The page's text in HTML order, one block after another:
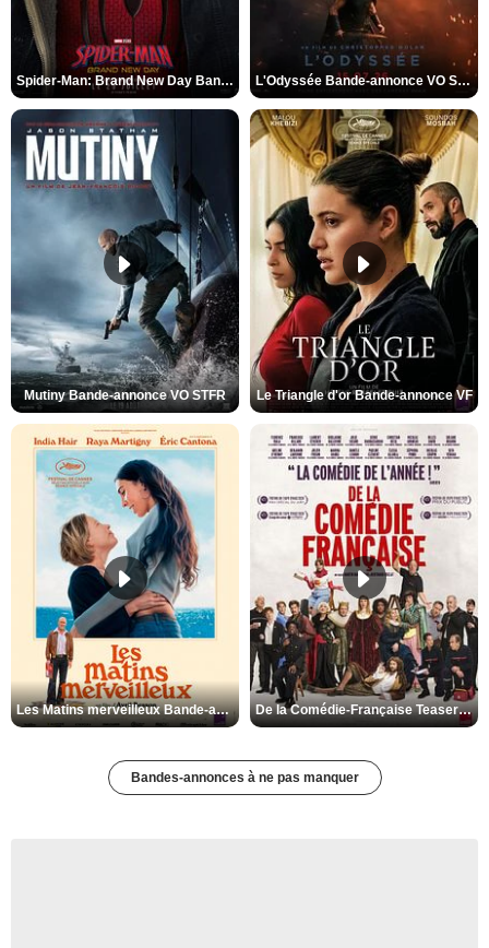
Spider-Man: Brand New Day Bande-annonce VO STFR L'Odyssée Bande-annonce VO STFR
Mutiny Bande-annonce VO STFR Le Triangle d'or Bande-annonce VF
Les Matins merveilleux Bande-annonce VF De la Comédie-Française Teaser VF
Bandes-annonces à ne pas manquer